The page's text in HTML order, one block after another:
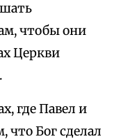
чтобы они
Церкви
где Павел и
что Бог сделал